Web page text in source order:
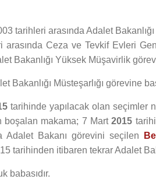
tarihleri arasında Adalet
arasında Ceza ve Tevkif Evleri
Bakanlığı Yüksek Müşavirlik
Bakanlığı Müsteşarlığı görevine
tarihinde yapılacak olan seçimler
boşalan makama; 7 Mart2015
Adalet Bakanı görevini seçilen
tarihinden itibaren tekrar Adalet
babasıdır.